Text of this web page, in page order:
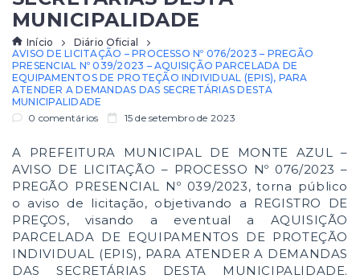
MUNICIPALIDADE
Início
Diário Oficial
AVISO DE LICITAÇÃO – PROCESSO Nº 076/2023 – PREGÃO
PRESENCIAL Nº 039/2023 – AQUISIÇÃO PARCELADA DE
EQUIPAMENTOS DE PROTEÇÃO INDIVIDUAL (EPIS), PARA
ATENDER A DEMANDAS DAS SECRETÁRIAS DESTA
MUNICIPALIDADE
0 comentários
15 de setembro de 2023
A PREFEITURA MUNICIPAL DE MONTE AZUL –
AVISO DE LICITAÇÃO – PROCESSO Nº 076/2023 –
PREGÃO PRESENCIAL Nº 039/2023, torna público
o aviso de licitação, objetivando a REGISTRO DE
PREÇOS, visando a eventual a AQUISIÇÃO
PARCELADA DE EQUIPAMENTOS DE PROTEÇÃO
INDIVIDUAL (EPIS), PARA ATENDER A DEMANDAS
DAS SECRETÁRIAS DESTA MUNICIPALIDADE.